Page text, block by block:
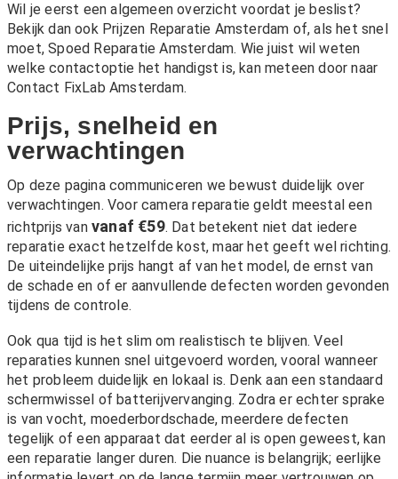
Wil je eerst een algemeen overzicht voordat je beslist?
Bekijk dan ook Prijzen Reparatie Amsterdam of, als het snel
moet,Spoed Reparatie Amsterdam. Wie juist wil weten
welke contactoptie het handigst is, kan meteen door naar
Contact FixLab Amsterdam.
Prijs, snelheid en
verwachtingen
Op deze pagina communiceren we bewust duidelijk over
verwachtingen. Voor camera reparatie geldt meestal een
richtprijs van vanaf €59. Dat betekent niet dat iedere
reparatie exact hetzelfde kost, maar het geeft wel richting.
De uiteindelijke prijs hangt af van het model, de ernst van
de schade en of er aanvullende defecten worden gevonden
tijdens de controle.
Ook qua tijd is het slim om realistisch te blijven. Veel
reparaties kunnen snel uitgevoerd worden, vooral wanneer
het probleem duidelijk en lokaal is. Denk aan een standaard
schermwissel of batterijvervanging. Zodra er echter sprake
is van vocht, moederbordschade, meerdere defecten
tegelijk of een apparaat dat eerder al is open geweest, kan
een reparatie langer duren. Die nuance is belangrijk; eerlijke